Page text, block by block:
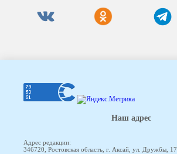
Наш адрес
Адрес редакции:
346720, Ростовская область, г. Аксай, ул. Дружбы, 17